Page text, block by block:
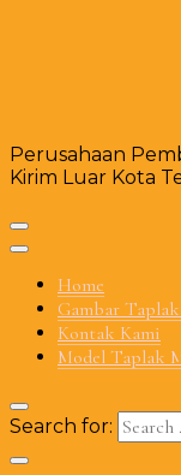
Perusahaan
Kirim Luar Kota
Home
Gambar
Kontak Kami
Model Taplak
Search for: